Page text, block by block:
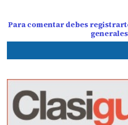
Para comentar debes